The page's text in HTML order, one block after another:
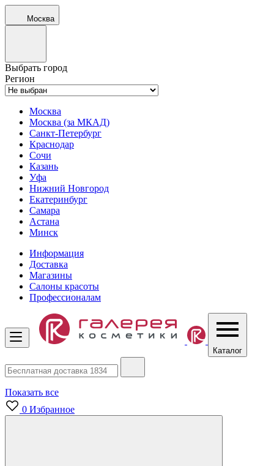
Москва
Выбрать город
Регион
Москва
Москва (за МКАД)
Санкт-Петербург
Краснодар
Сочи
Казань
Уфа
Нижний Новгород
Екатеринбург
Самара
Астана
Минск
Информация
Доставка
Магазины
Салоны красоты
Профессионалам
Каталог
Показать все
0 Избранное